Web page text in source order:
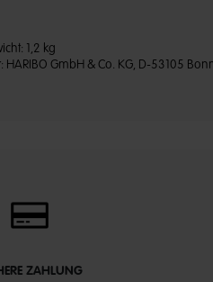
1,2 kg
HARIBO GmbH & Co. KG, D-53105
ZAHLUNG